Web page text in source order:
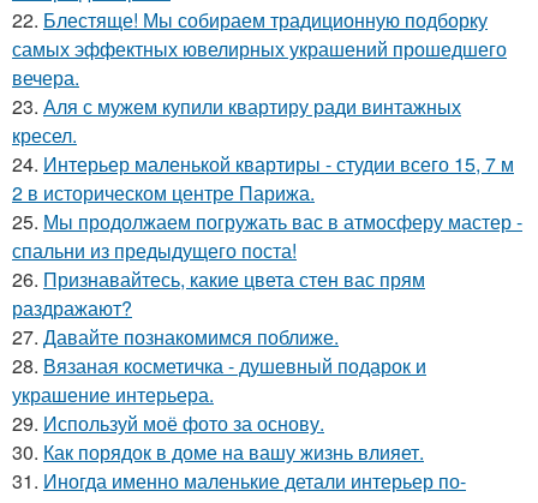
22. Блестяще! Мы собираем традиционную подборку
самых эффектных ювелирных украшений прошедшего
вечера.
23. Аля с мужем купили квартиру ради винтажных
кресел.
24. Интерьер маленькой квартиры - студии всего 15, 7 м
2 в историческом центре Парижа.
25. Мы продолжаем погружать вас в атмосферу мастер -
спальни из предыдущего поста!
26. Признавайтесь, какие цвета стен вас прям
раздражают?
27. Давайте познакомимся поближе.
28. Вязаная косметичка - душевный подарок и
украшение интерьера.
29. Используй моё фото за основу.
30. Как порядок в доме на вашу жизнь влияет.
31. Иногда именно маленькие детали интерьер по-